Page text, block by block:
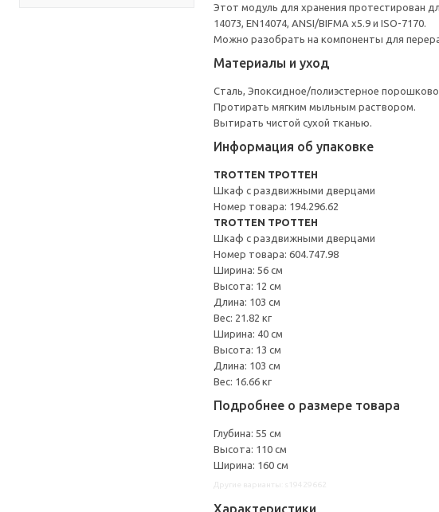
Этот модуль для хранения протестирован
14073, EN14074, ANSI/BIFMA x5.9 и ISO-7170.
Можно разобрать на компоненты для
Материалы и уход
Сталь, Эпоксидное/полиэстерное
Протирать мягким мыльным раствором.
Вытирать чистой сухой тканью.
Информация об упаковке
TROTTEN ТРОТТЕН
Шкаф с раздвижными дверцами
Номер товара: 194.296.62
TROTTEN ТРОТТЕН
Шкаф с раздвижными дверцами
Номер товара: 604.747.98
Ширина: 56 см
Высота: 12 см
Длина: 103 см
Вес: 21.82 кг
Ширина: 40 см
Высота: 13 см
Длина: 103 см
Вес: 16.66 кг
Подробнее о размере товара
Глубина: 55 см
Высота: 110 см
Ширина: 160 см
Характеристики